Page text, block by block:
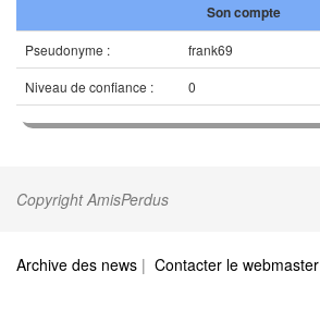
Son compte
Pseudonyme :
frank69
Niveau de confiance :
0
Copyright AmisPerdus
Archive des news | Contacter le webmaster